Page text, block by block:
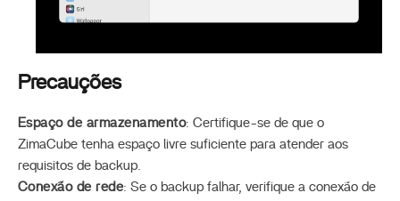
Precauções
Espaço de armazenamento: Certifique-se de que o
ZimaCube tenha espaço livre suficiente para atender aos
requisitos de backup.
Conexão de rede: Se o backup falhar, verifique a conexão de